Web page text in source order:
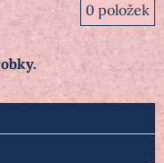
0 položek